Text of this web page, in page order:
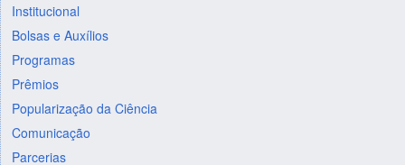
Institucional
Bolsas e Auxílios
Programas
Prêmios
Popularização da Ciência
Comunicação
Parcerias